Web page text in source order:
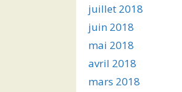
juillet 2018
juin 2018
mai 2018
avril 2018
mars 2018